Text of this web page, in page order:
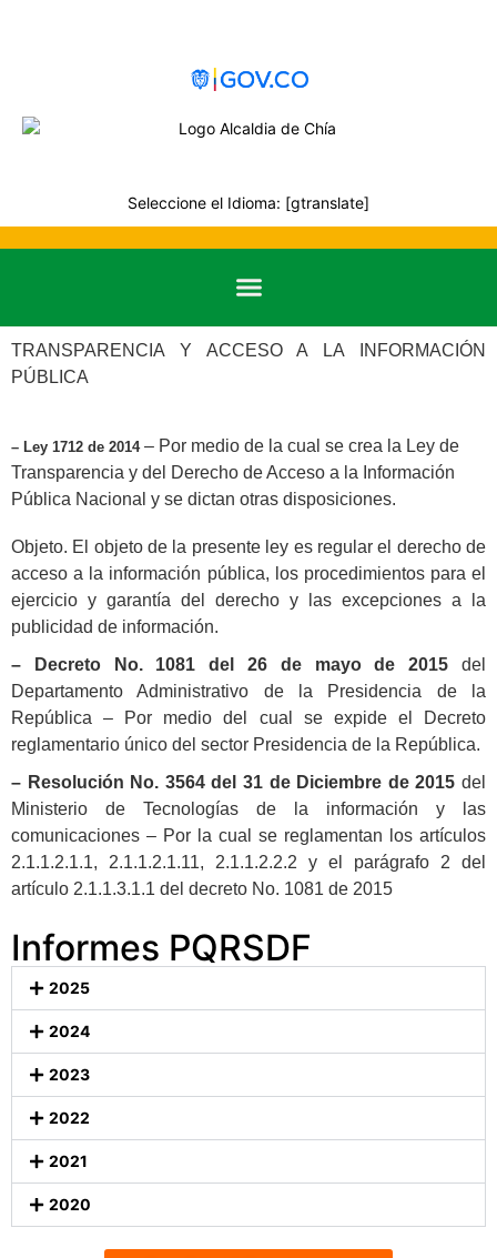
Seleccione el Idioma: [gtranslate]
TRANSPARENCIA Y ACCESO A LA INFORMACIÓN
PÚBLICA
– Ley 1712 de 2014– Por medio de la cual se crea la Ley de
Transparencia y del Derecho de Acceso a la Información
Pública Nacional y se dictan otras disposiciones.
Objeto. El objeto de la presente ley es regular el derecho de
acceso a la información pública, los procedimientos para el
ejercicio y garantía del derecho y las excepciones a la
publicidad de información.
– Decreto No. 1081 del 26 de mayo de 2015 del
Departamento Administrativo de la Presidencia de la
República – Por medio del cual se expide el Decreto
reglamentario único del sector Presidencia de la República.
– Resolución No. 3564 del 31 de Diciembre de 2015 del
Ministerio de Tecnologías de la información y las
comunicaciones – Por la cual se reglamentan los artículos
2.1.1.2.1.1, 2.1.1.2.1.11, 2.1.1.2.2.2 y el parágrafo 2 del
artículo 2.1.1.3.1.1 del decreto No. 1081 de 2015
Informes PQRSDF
2025
2024
2023
2022
2021
2020